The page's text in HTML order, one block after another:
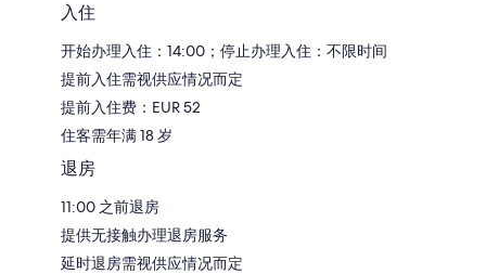
入住
开始办理入住：14:00；停止办理入住：不限时间
提前入住需视供应情况而定
提前入住费：EUR 52
住客需年满 18 岁
退房
11:00 之前退房
提供无接触办理退房服务
延时退房需视供应情况而定